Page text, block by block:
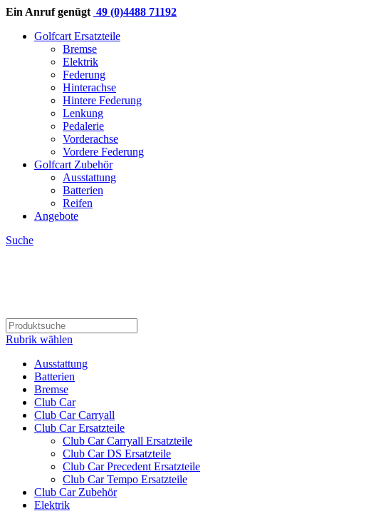
Ein Anruf genügt 49 (0)4488 71192
Golfcart Ersatzteile
Bremse
Elektrik
Federung
Hinterachse
Hintere Federung
Lenkung
Pedalerie
Vorderachse
Vordere Federung
Golfcart Zubehör
Ausstattung
Batterien
Reifen
Angebote
Suche
Rubrik wählen
Ausstattung
Batterien
Bremse
Club Car
Club Car Carryall
Club Car Ersatzteile
Club Car Carryall Ersatzteile
Club Car DS Ersatzteile
Club Car Precedent Ersatzteile
Club Car Tempo Ersatzteile
Club Car Zubehör
Elektrik